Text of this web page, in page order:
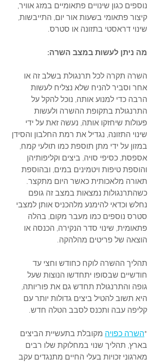
נוספים כגון שינויים פתאומיים במזג אוויר,
קיצור פתאומי בשעות אור יום, התייבשות,
שינוי דראסטי בתזונה או סטרס.
מה ניתן לעשות במצב השרה:
השרה תקרה לכל תרנגולת בשלב זה או
אחר וסביר להניח שלא נצליח לעשות
הרבה כדי למנוע אותה, נוכל להקל על
התרנגולת בתקופת ההשרה ולעשות
פעולות שיחזקו אותה, נעשה זאת על ידי
שינוי התזונה, נגדיל את רמת החלבון והסידן
במזון על ידי מתן תוספת כמו תולעי קמח,
אספסת, כסיפי סויה, ביצים וקליפותיהן
והוספת טיפות ויטמינים במים, ובהוספת
תאורה מלאכותית כאשר היום מתקצר.
כשהתרנגולות נמצאות במצב זה גופם
נחלש וכדאי להימנע מלהכניס אותן למצבי
סטרס נוספים כמו מעבר מקום, בהלה
פתאומית, שינוי סדר הנקירה, הכנסה או
הוצאה של פריטים מהלהקה.
תהליך ההשרה לוקח כחודש וחצי עד
חודשיים שבסופו יתחדשו הנוצות שעל
גופה והתרנגולת תחדש גם את פוריותה,
היא תשוב להטיל ביצים גדולות יותר עם
קליפה עבה ותכנס לסבב הטלה חדש.
*השרה כפויה מקובלת בתעשיית הביצים
בארץ, תהליך שנוי במחלוקת שלו רבים
מארגוני זכויות בעלי החיים מתנגדים עקב